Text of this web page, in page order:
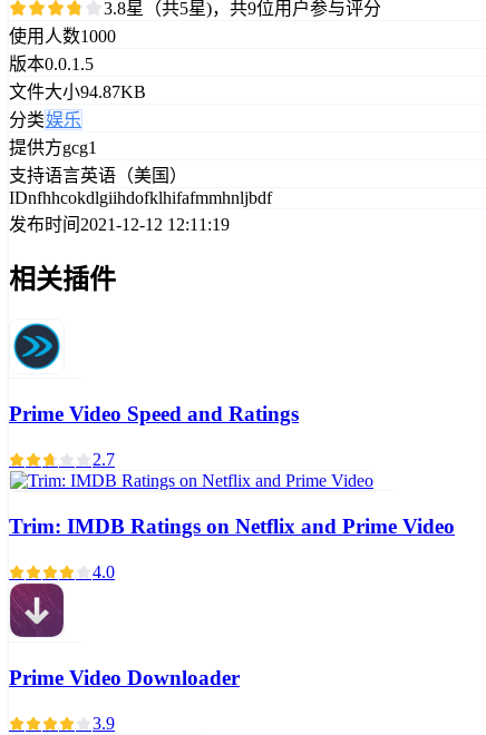
3.8星（共5星)，共9位用户参与评分
使用人数1000
版本0.0.1.5
文件大小94.87KB
分类娱乐
提供方gcg1
支持语言英语（美国）
IDnfhhcokdlgiihdofklhifafmmhnljbdf
发布时间 2021-12-12 12:11:19
相关插件
Prime Video Speed and Ratings
2.7
Trim: IMDB Ratings on Netflix and Prime Video
4.0
Prime Video Downloader
3.9